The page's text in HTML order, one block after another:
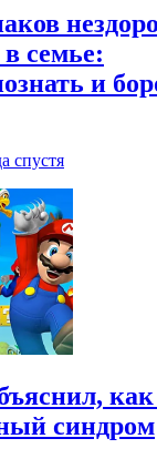
семье:
и
спустя
как
синдром